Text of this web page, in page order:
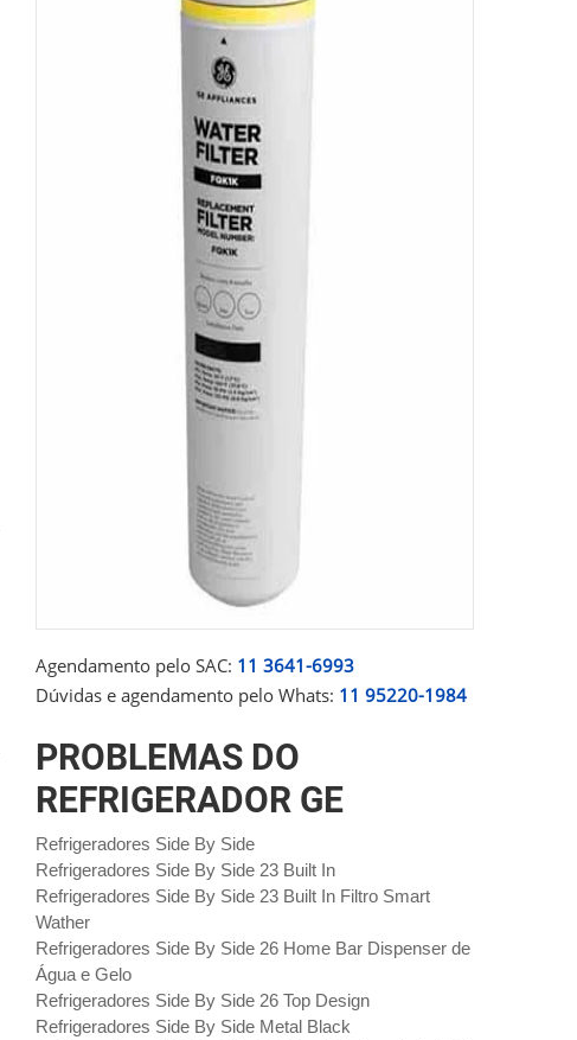
Agendamento pelo SAC: 11 3641-6993
Dúvidas e agendamento pelo Whats: 11 95220-1984
PROBLEMAS DO
REFRIGERADOR GE
Refrigeradores Side By Side
Refrigeradores Side By Side 23 Built In
Refrigeradores Side By Side 23 Built In Filtro Smart
Wather
Refrigeradores Side By Side 26 Home Bar Dispenser de
Água e Gelo
Refrigeradores Side By Side 26 Top Design
Refrigeradores Side By Side Metal Black